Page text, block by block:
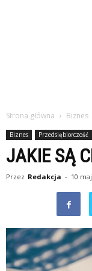
Strona główna Biznes
Biznes Przedsiębiorczość
JAKIE SĄ
Przez Redakcja - 10